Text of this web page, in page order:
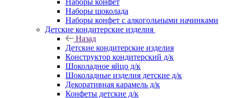
Наборы конфет
Наборы шоколада
Наборы конфет с алкогольными начинками
Детские кондитерские изделия
Назад
Детские кондитерские изделия
Конструктор кондитерский д/к
Шоколадное яйцо д/к
Шоколадные изделия детские д/к
Декоративная карамель д/к
Конфеты детские д/к